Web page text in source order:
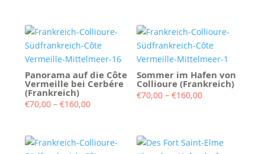
€160,00
Panorama auf die Côte
Vermeille bei Cerbére
(Frankreich)
€70,00 – €160,00Preisspanne:
€160,00
Sommer im Hafen von
Collioure (Frankreich)
€70,00 –€160,00Preisspanne: